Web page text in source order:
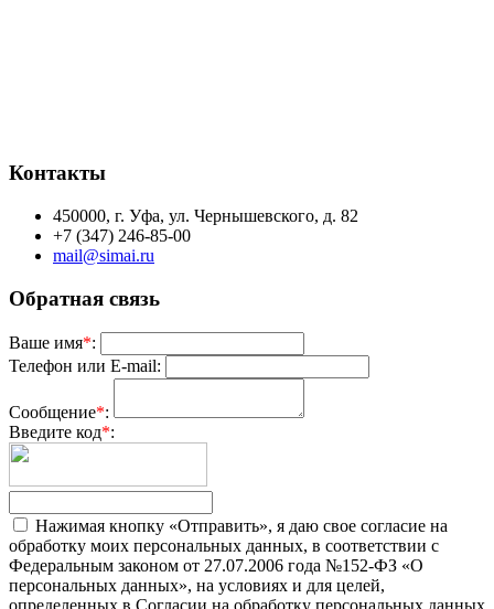
Контакты
450000, г. Уфа, ул. Чернышевского, д. 82
+7 (347) 246-85-00
mail@simai.ru
Обратная связь
Ваше имя*:
Телефон или E-mail:
Сообщение*:
Введите код*:
Нажимая кнопку «Отправить», я даю свое согласие на
обработку моих персональных данных, в соответствии с
Федеральным законом от 27.07.2006 года №152-ФЗ «О
персональных данных», на условиях и для целей,
определенных в Согласии на обработку персональных данных